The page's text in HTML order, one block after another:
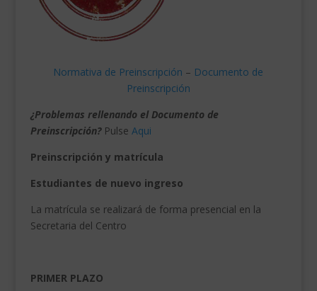
Normativa de Preinscripción – Documento de
Preinscripción
¿Problemas rellenando el Documento de
Preinscripción? Pulse Aqui
Preinscripción y matrícula
Estudiantes de nuevo ingreso
La matrícula se realizará de forma presencial en la
Secretaria del Centro
PRIMER PLAZO